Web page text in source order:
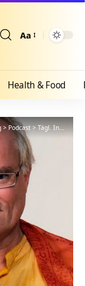
Aa
Health & Food
>Podcast>Tägl. Inspiration